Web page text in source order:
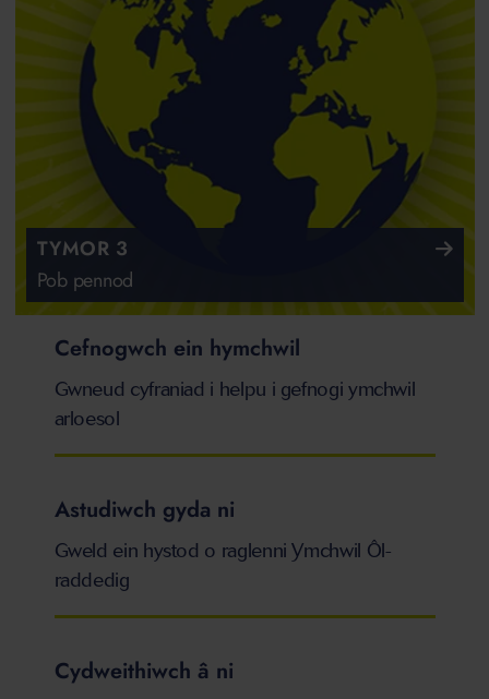
TYMOR 3
Pob pennod
Cefnogwch ein hymchwil
Gwneud cyfraniad i helpu i gefnogi ymchwil
arloesol
Astudiwch gyda ni
Gweld ein hystod o raglenni Ymchwil Ôl-
raddedig
Cydweithiwch â ni